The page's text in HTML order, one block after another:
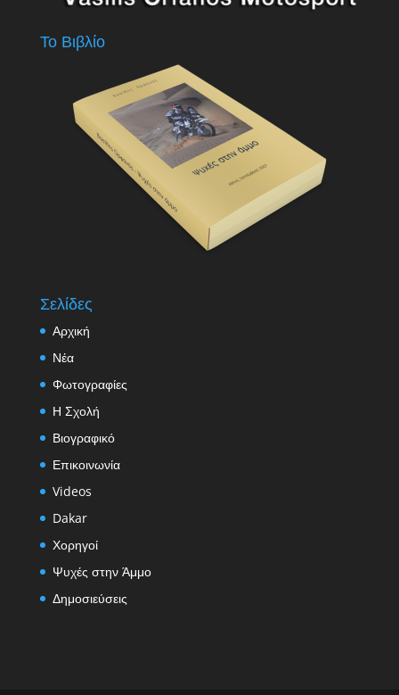
Το Βιβλίο
Σελίδες
Αρχική
Νέα
Φωτογραφίες
Η Σχολή
Βιογραφικό
Επικοινωνία
Videos
Dakar
Χορηγοί
Ψυχές στην Άμμο
Δημοσιεύσεις